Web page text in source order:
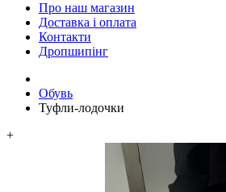
Про наш магазин
Доставка і оплата
Контакти
Дропшипінг
Обувь
Туфли-лодочки
+